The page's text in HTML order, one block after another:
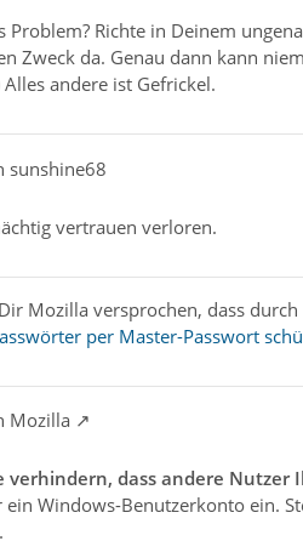
Problem? Richte in Deinem
Zweck da. Genau dann kann
andere ist Gefrickel.
sunshine68
vertrauen verloren.
Mozilla versprochen, dass
per Master-Passwort
Mozilla
verhindern, dass andere
ein Windows-Benutzerkonto ein.